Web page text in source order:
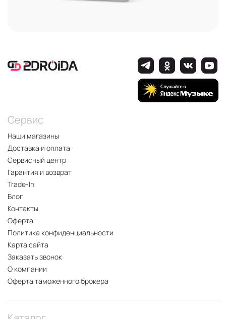
Сервис
Наши магазины
Доставка и оплата
Сервисный центр
Гарантия и возврат
Trade-In
Блог
Контакты
Оферта
Политика конфиденциальности
Карта сайта
Заказать звонок
О компании
Оферта таможенного брокера